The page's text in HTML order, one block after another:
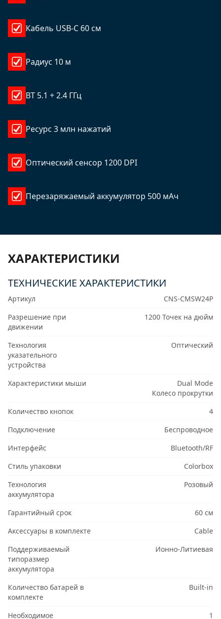
Кабель USB-C 60 см
Радиус 10 м
BT 5.1 + 2.4 ГГц
Ресурс 3 млн нажатий
Оптический сенсор 1200 DPI
Перезаряжаемый аккумулятор 500 мАч
ХАРАКТЕРИСТИКИ
ТЕХНИЧЕСКИЕ ХАРАКТЕРИСТИКИ
Артикул
CNS-CMSW24P
Разрешение при
движении
1200 Точек на дюйм
Технология
указательного
устройства
Оптический
Характеристики мыши
Dual Mode
Колесо прокрутки
Количество кнопок
4
Подключение
Беспроводное
Интерфейс
Bluetooth/RF
Стиль упаковки
Colorbox
Технология
аккумулятора
Розовый
Гарантийный срок
60 см
Аксессуары в комплекте
Cable
Поддерживаемый
типоразмер
аккумулятора
Ионно-Литиевая
Количество батарей в
комплекте
Built-in
Необходимое 1